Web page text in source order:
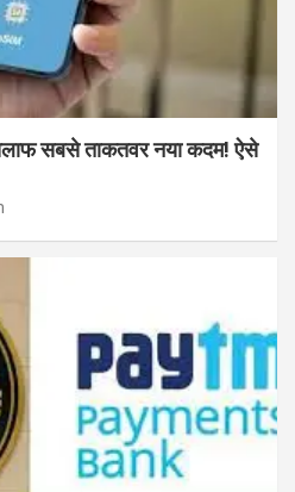
सबसे ताकतवर नया कदम! ऐसे